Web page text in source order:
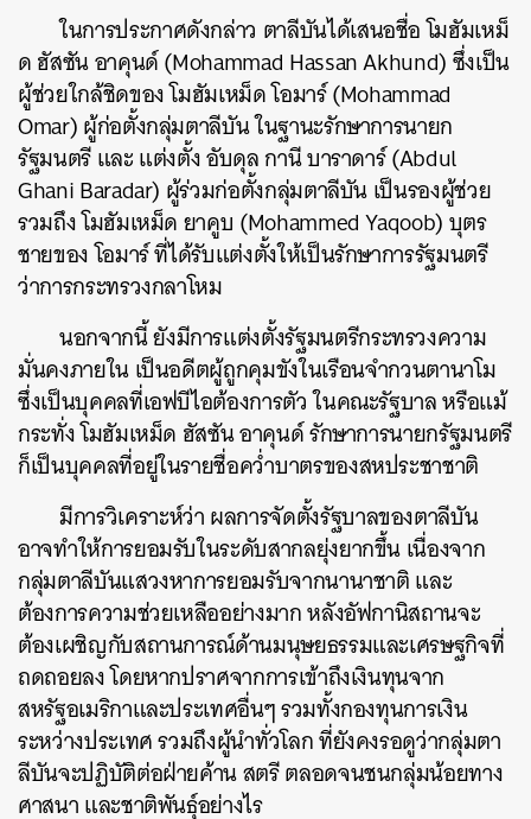
ในการประกาศดังกล่าว ตาลีบันได้เสนอชื่อ โมฮัมเหม็
ด ฮัสซัน อาคุนด์ (Mohammad Hassan Akhund) ซึ่งเป็น
ผู้ช่วยใกล้ชิดของ โมฮัมเหม็ด โอมาร์ (Mohammad
Omar) ผู้ก่อตั้งกลุ่มตาลีบัน ในฐานะรักษาการนายก
รัฐมนตรี และ แต่งตั้ง อับดุล กานี บาราดาร์ (Abdul
Ghani Baradar) ผู้ร่วมก่อตั้งกลุ่มตาลีบัน เป็นรองผู้ช่วย
รวมถึง โมฮัมเหม็ด ยาคูบ (Mohammed Yaqoob) บุตร
ชายของ โอมาร์ ที่ได้รับแต่งตั้งให้เป็นรักษาการรัฐมนตรี
ว่าการกระทรวงกลาโหม
นอกจากนี้ ยังมีการแต่งตั้งรัฐมนตรีกระทรวงความ
มั่นคงภายใน เป็นอดีตผู้ถูกคุมขังในเรือนจำกวนตานาโม
ซึ่งเป็นบุคคลที่เอฟบีไอต้องการตัว ในคณะรัฐบาล หรือแม้
กระทั่ง โมฮัมเหม็ด ฮัสซัน อาคุนด์ รักษาการนายกรัฐมนตรี
ก็เป็นบุคคลที่อยู่ในรายชื่อคว่ำบาตรของสหประชาชาติ
มีการวิเคราะห์ว่า ผลการจัดตั้งรัฐบาลของตาลีบัน
อาจทำให้การยอมรับในระดับสากลยุ่งยากขึ้น เนื่องจาก
กลุ่มตาลีบันแสวงหาการยอมรับจากนานาชาติ และ
ต้องการความช่วยเหลืออย่างมาก หลังอัฟกานิสถานจะ
ต้องเผชิญกับสถานการณ์ด้านมนุษยธรรมและเศรษฐกิจที่
ถดถอยลง โดยหากปราศจากการเข้าถึงเงินทุนจาก
สหรัฐอเมริกาและประเทศอื่นๆ รวมทั้งกองทุนการเงิน
ระหว่างประเทศ รวมถึงผู้นำทั่วโลก ที่ยังคงรอดูว่ากลุ่มตา
ลีบันจะปฏิบัติต่อฝ่ายค้าน สตรี ตลอดจนชนกลุ่มน้อยทาง
ศาสนา และชาติพันธุ์อย่างไร